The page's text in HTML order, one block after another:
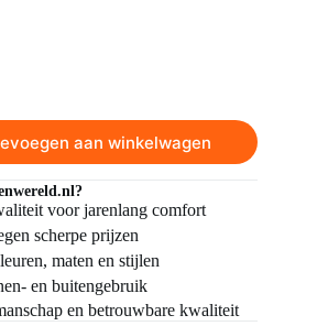
aan winkelwagen
voor jarenlang comfort
scherpe prijzen
maten en stijlen
en buitengebruik
en betrouwbare kwaliteit